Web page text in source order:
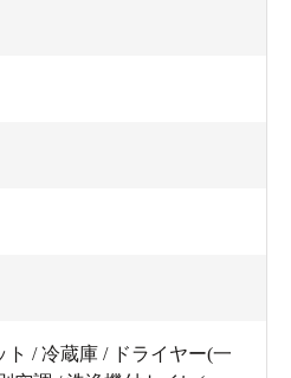
ト / 冷蔵庫 / ドライヤー(一